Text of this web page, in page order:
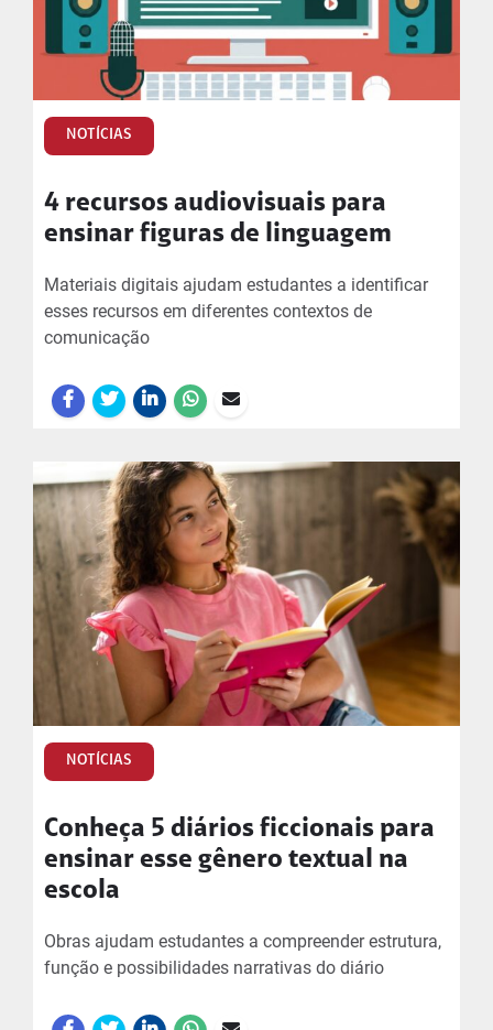
NOTÍCIAS
4 recursos audiovisuais para
ensinar figuras de linguagem
Materiais digitais ajudam estudantes a identificar
esses recursos em diferentes contextos de
comunicação
NOTÍCIAS
Conheça 5 diários ficcionais para
ensinar esse gênero textual na
escola
Obras ajudam estudantes a compreender estrutura,
função e possibilidades narrativas do diário